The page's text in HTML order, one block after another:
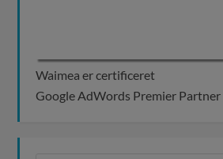
Waimea er certificeret
Google AdWords Premier Partner